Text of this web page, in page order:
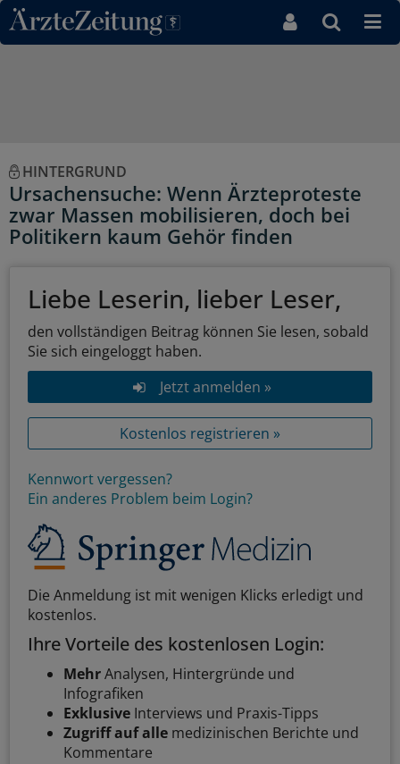
Direkt zum Inhaltsbereich
HINTERGRUND
Ursachensuche: Wenn Ärzteproteste
zwar Massen mobilisieren, doch bei
Politikern kaum Gehör finden
Liebe Leserin, lieber Leser,
den vollständigen Beitrag können Sie lesen, sobald
Sie sich eingeloggt haben.
Jetzt anmelden »
Kostenlos registrieren »
Kennwort vergessen?
Ein anderes Problem beim Login?
Die Anmeldung ist mit wenigen Klicks erledigt und
kostenlos.
Ihre Vorteile des kostenlosen Login:
MehrAnalysen, Hintergründe und
Infografiken
Exklusive Interviews und Praxis-Tipps
Zugriff auf alle medizinischen Berichte und
Kommentare